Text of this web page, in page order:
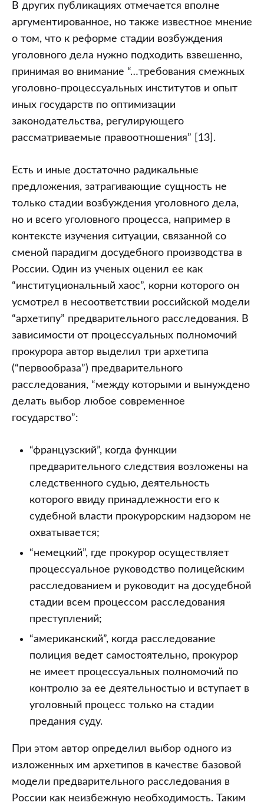
В других публикациях отмечается вполне
аргументированное, но также известное мнение
о том, что к реформе стадии возбуждения
уголовного дела нужно подходить взвешенно,
принимая во внимание “…требования смежных
уголовно-процессуальных институтов и опыт
иных государств по оптимизации
законодательства, регулирующего
рассматриваемые правоотношения” [13].
Есть и иные достаточно радикальные
предложения, затрагивающие сущность не
только стадии возбуждения уголовного дела,
но и всего уголовного процесса, например в
контексте изучения ситуации, связанной со
сменой парадигм досудебного производства в
России. Один из ученых оценил ее как
“институциональный хаос”, корни которого он
усмотрел в несоответствии российской модели
“архетипу” предварительного расследования. В
зависимости от процессуальных полномочий
прокурора автор выделил три архетипа
(“первообраза”) предварительного
расследования, “между которыми и вынуждено
делать выбор любое современное
государство”:
“французский”, когда функции
предварительного следствия возложены на
следственного судью, деятельность
которого ввиду принадлежности его к
судебной власти прокурорским надзором не
охватывается;
“немецкий”, где прокурор осуществляет
процессуальное руководство полицейским
расследованием и руководит на досудебной
стадии всем процессом расследования
преступлений;
“американский”, когда расследование
полиция ведет самостоятельно, прокурор
не имеет процессуальных полномочий по
контролю за ее деятельностью и вступает в
уголовный процесс только на стадии
предания суду.
При этом автор определил выбор одного из
изложенных им архетипов в качестве базовой
модели предварительного расследования в
России как неизбежную необходимость. Таким